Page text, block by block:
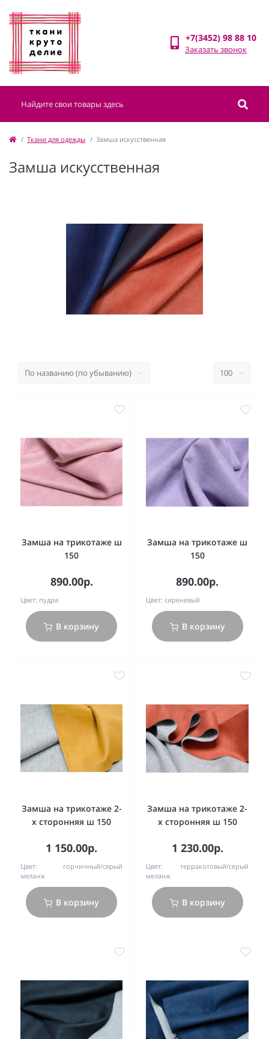
+7(3452) 98 88 10
Заказать звонок
Ткани для одежды Замша искусственная
Замша искусственная
Замша на трикотаже ш
150
890.00р.
Цвет: пудра
В корзину
Замша на трикотаже ш
150
890.00р.
Цвет: сиреневый
В корзину
Замша на трикотаже 2-
х сторонняя ш 150
1 150.00р.
Цвет:
горчичный/серый
меланж
В корзину
Замша на трикотаже 2-
х сторонняя ш 150
1 230.00р.
Цвет:
терракотовый/серый
меланж
В корзину